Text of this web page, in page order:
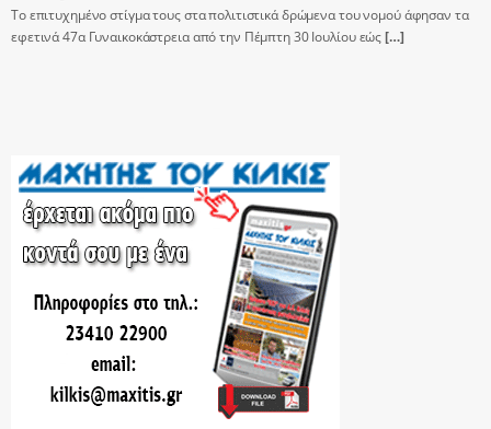
Το επιτυχημένο στίγμα τους στα πολιτιστικά δρώμενα του νομού άφησαν τα
εφετινά 47α Γυναικοκάστρεια από την Πέμπτη 30 Ιουλίου εώς[…]